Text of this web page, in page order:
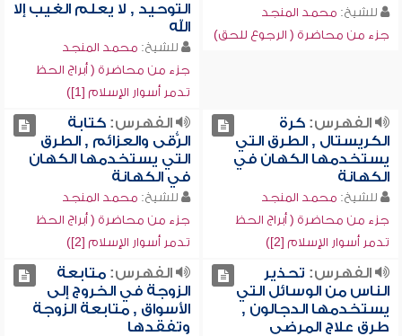
للشيخ: محمد المنجد
جزء من محاضرة ( الرجوع للحق)
التوحيد , لا يعلم الغيب إلا
الله
للشيخ: محمد المنجد
جزء من محاضرة ( أبراج الحظ
تدمر أسوار الإسلام [1])
الفهرس:كرة
الكريستال , الطرق التي
يستخدمها الكهان في
الكهانة
للشيخ: محمد المنجد
جزء من محاضرة ( أبراج الحظ
تدمر أسوار الإسلام [2])
الفهرس:كتابة
الرُّقى والعزائم , الطرق
التي يستخدمها الكهان
في الكهانة
للشيخ: محمد المنجد
جزء من محاضرة ( أبراج الحظ
تدمر أسوار الإسلام [2])
الفهرس: تحذير
الناس من الوسائل التي
يستخدمها الدجالون ,
طرق علاج المرضى
الفهرس:متابعة
الزوجة في الخروج إلى
الأسواق , متابعة الزوجة
وتفقدها